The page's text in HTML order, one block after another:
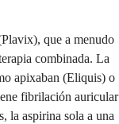
que a menudo
combinada. La
apixaban (Eliquis) o
fibrilación auricular
la aspirina sola a una